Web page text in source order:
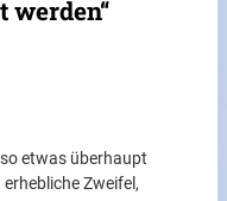
etwas überhaupt
Zweifel,